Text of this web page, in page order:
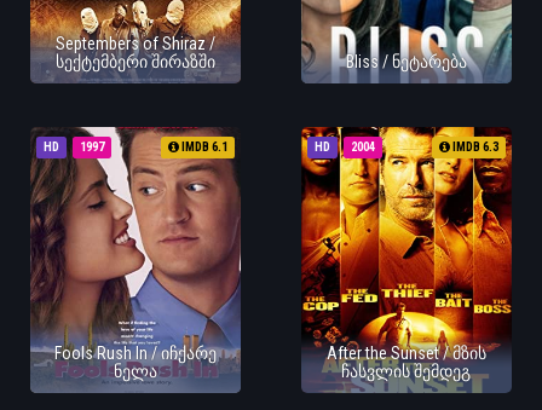
Septembers of Shiraz /
სექტემბერი შირაზში
Bliss / ნეტარება
HD 1997 IMDB 6.1
Fools Rush In / იჩქარე
ნელა
HD 2004 IMDB 6.3
After the Sunset / მზის
ჩასვლის შემდეგ